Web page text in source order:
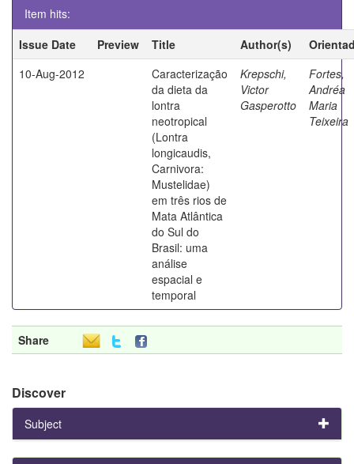
Item hits:
Issue Date
Preview Title Author(s)
10-Aug-2012
Caracterização
da dieta da
lontra
neotropical
(Lontra
longicaudis,
Carnivora:
Mustelidae)
em três rios de
Mata Atlântica
do Sul do
Brasil: uma
análise
espacial e
temporal
Krepschi,
Victor
Gasperotto
Fortes,
Andréa
Maria
Teixeira
Share
Discover
Subject